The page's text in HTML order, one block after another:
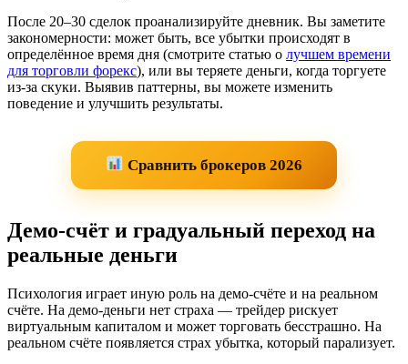
После 20–30 сделок проанализируйте дневник. Вы заметите
закономерности: может быть, все убытки происходят в
определённое время дня (смотрите статью о лучшем времени
для торговли форекс), или вы теряете деньги, когда торгуете
из-за скуки. Выявив паттерны, вы можете изменить
поведение и улучшить результаты.
Сравнить брокеров 2026
Демо-счёт и градуальный переход на
реальные деньги
Психология играет иную роль на демо-счёте и на реальном
счёте. На демо-деньги нет страха — трейдер рискует
виртуальным капиталом и может торговать бесстрашно. На
реальном счёте появляется страх убытка, который парализует.